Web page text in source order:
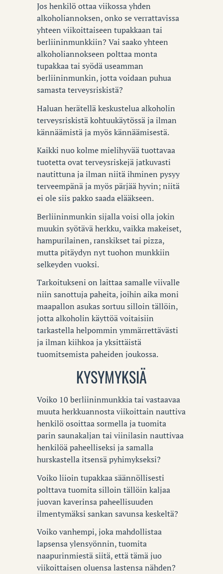
Jos henkilö ottaa viikossa yhden
alkoholiannoksen, onko se verrattavissa
yhteen viikoittaiseen tupakkaan tai
berliininmunkkiin? Vai saako yhteen
alkoholiannokseen polttaa monta
tupakkaa tai syödä useamman
berliininmunkin, jotta voidaan puhua
samasta terveysriskistä?
Haluan herätellä keskustelua alkoholin
terveysriskistä kohtuukäytössä ja ilman
kännäämistä ja myös kännäämisestä.
Kaikki nuo kolme mielihyvää tuottavaa
tuotetta ovat terveysriskejä jatkuvasti
nautittuna ja ilman niitä ihminen pysyy
terveempänä ja myös pärjää hyvin; niitä
ei ole siis pakko saada elääkseen.
Berliininmunkin sijalla voisi olla jokin
muukin syötävä herkku, vaikka makeiset,
hampurilainen, ranskikset tai pizza,
mutta pitäydyn nyt tuohon munkkiin
selkeyden vuoksi.
Tarkoitukseni on laittaa samalle viivalle
niin sanottuja paheita, joihin aika moni
maapallon asukas sortuu silloin tällöin,
jotta alkoholin käyttöä voitaisiin
tarkastella helpommin ymmärrettävästi
ja ilman kiihkoa ja yksittäistä
tuomitsemista paheiden joukossa.
KYSYMYKSIÄ
Voiko 10 berliininmunkkia tai vastaavaa
muuta herkkuannosta viikoittain nauttiva
henkilö osoittaa sormella ja tuomita
parin saunakaljan tai viinilasin nauttivaa
henkilöä paheelliseksi ja samalla
hurskastella itsensä pyhimykseksi?
Voiko liioin tupakkaa säännöllisesti
polttava tuomita silloin tällöin kaljaa
juovan kaverinsa paheellisuuden
ilmentymäksi sankan savunsa keskeltä?
Voiko vanhempi, joka mahdollistaa
lapsensa ylensyönnin, tuomita
naapurinmiestä siitä, että tämä juo
viikoittaisen oluensa lastensa nähden?